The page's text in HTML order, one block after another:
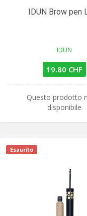
IDUN Brow pen
IDUN
19.80 CHF
Questo prodotto
disponibile
Esaurito